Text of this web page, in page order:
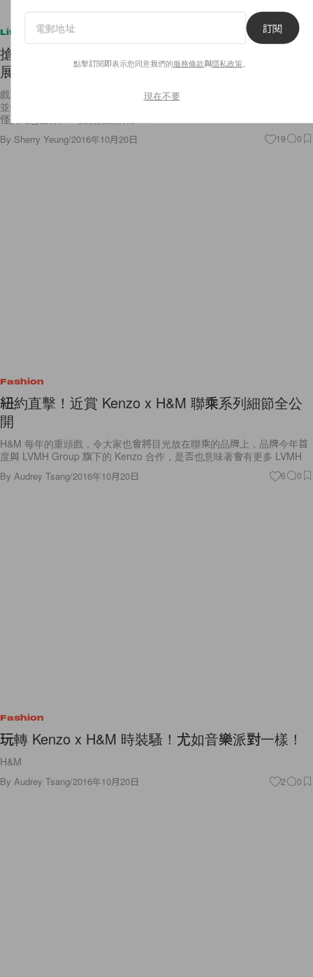
Lifestyle
搶先預覽《添布頓異想世界》香港站巡迴展！九大
展區共 500 件經典作品，真的讓人超期待！
戲迷們期待已久的《添布頓異想世界》香港站巡迴展終於來了！是次展覽
並分為 9 個主題展區，以多媒體的展覽形式，引領參觀者進入添布頓的
怪異幻想世界。9 個展覽區展出 500
By Sherry Yeung/2016年10月20日 19 0
Fashion
紐約直擊！近賞 Kenzo x H&M 聯乘系列細節全公
開
H&M 每年的重頭戲，令大家也會將目光放在聯乘的品牌上，品牌今年首
度與 LVMH Group 旗下的 Kenzo 合作，是否也意味著會有更多 LVMH
By Audrey Tsang/2016年10月20日 6 0
Fashion
玩轉 Kenzo x H&M 時裝騷！尤如音樂派對一樣！
H&M
By Audrey Tsang/2016年10月20日 2 0
訂閱
點擊訂閱即表示您同意我們的服務條款與隱私政策
現在不要